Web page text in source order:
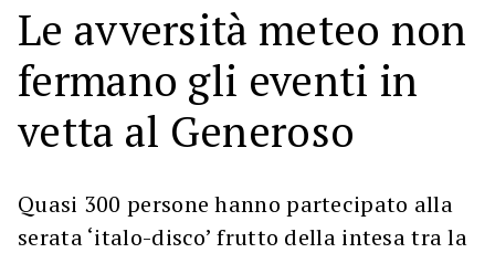
Le avversità meteo non
fermano gli eventi in
vetta al Generoso
Quasi 300 persone hanno partecipato alla
serata ‘italo-disco’ frutto della intesa tra la